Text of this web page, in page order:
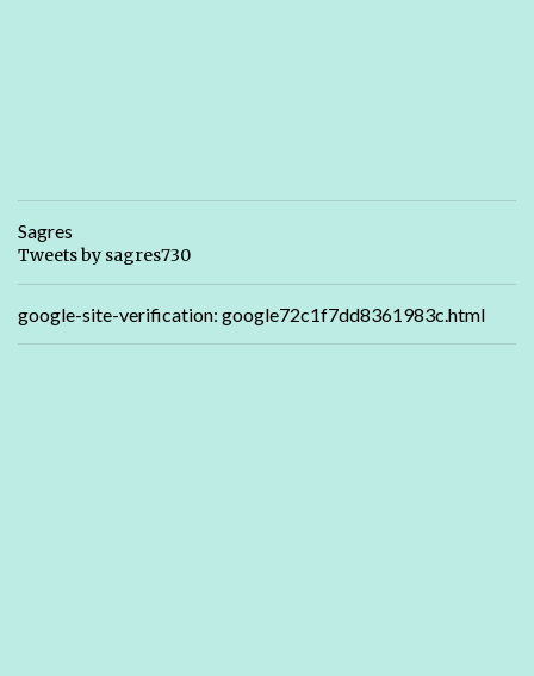
Sagres
Tweets by sagres730
google-site-verification: google72c1f7dd8361983c.html